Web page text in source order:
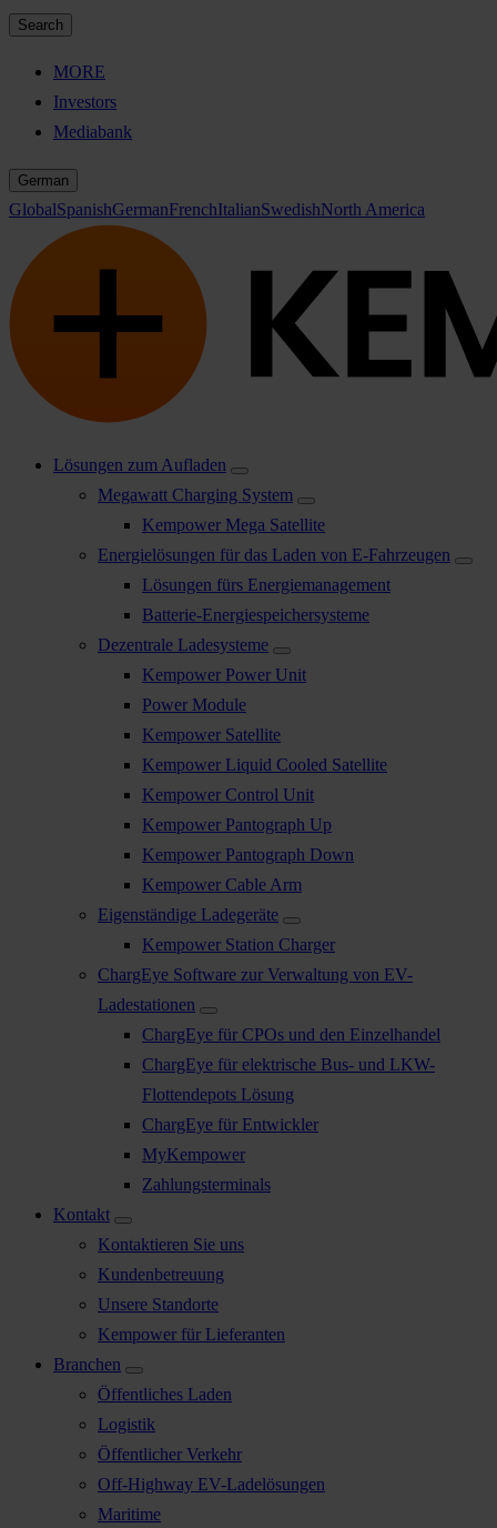
Search
MORE
Investors
Mediabank
German
GlobalSpanishGermanFrenchItalianSwedishNorth America
Lösungen zum Aufladen
Megawatt Charging System
Kempower Mega Satellite
Energielösungen für das Laden von E-Fahrzeugen
Lösungen fürs Energiemanagement
Batterie-Energiespeichersysteme
Dezentrale Ladesysteme
Kempower Power Unit
Power Module
Kempower Satellite
Kempower Liquid Cooled Satellite
Kempower Control Unit
Kempower Pantograph Up
Kempower Pantograph Down
Kempower Cable Arm
Eigenständige Ladegeräte
Kempower Station Charger
ChargEye Software zur Verwaltung von EV-
Ladestationen
ChargEye für CPOs und den Einzelhandel
ChargEye für elektrische Bus- und LKW-
Flottendepots Lösung
ChargEye für Entwickler
MyKempower
Zahlungsterminals
Kontakt
Kontaktieren Sie uns
Kundenbetreuung
Unsere Standorte
Kempower für Lieferanten
Branchen
Öffentliches Laden
Logistik
Öffentlicher Verkehr
Off-Highway EV-Ladelösungen
Maritime